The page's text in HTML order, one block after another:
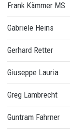
Frank Kämmer MS
Gabriele Heins
Gerhard Retter
Giuseppe Lauria
Greg Lambrecht
Guntram Fahrner